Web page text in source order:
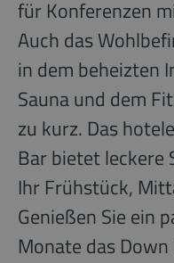
für Konferenzen
Auch das
in dem beheizten
Sauna und dem
zu kurz. Das
Bar bietet leckere
Ihr Frühstück,
Genießen Sie ein
Monate das